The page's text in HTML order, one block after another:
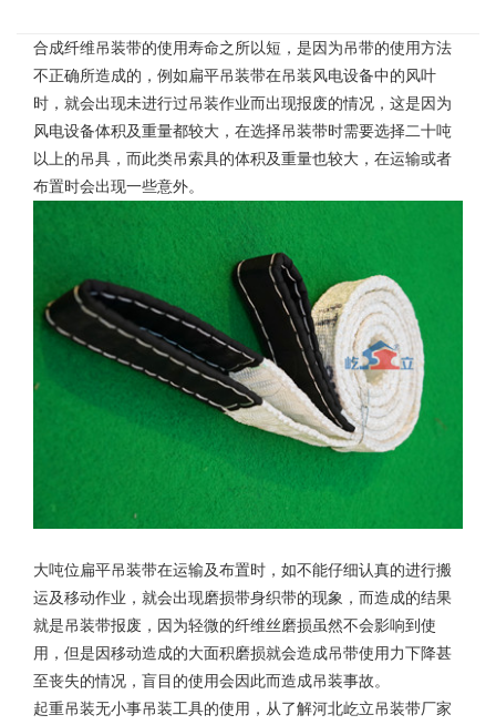
合成纤维吊装带的使用寿命之所以短，是因为吊带的使用方法
不正确所造成的，例如扁平吊装带在吊装风电设备中的风叶
时，就会出现未进行过吊装作业而出现报废的情况，这是因为
风电设备体积及重量都较大，在选择吊装带时需要选择二十吨
以上的吊具，而此类吊索具的体积及重量也较大，在运输或者
布置时会出现一些意外。
大吨位扁平吊装带在运输及布置时，如不能仔细认真的进行搬
运及移动作业，就会出现磨损带身织带的现象，而造成的结果
就是吊装带报废，因为轻微的纤维丝磨损虽然不会影响到使
用，但是因移动造成的大面积磨损就会造成吊带使用力下降甚
至丧失的情况，盲目的使用会因此而造成吊装事故。
起重吊装无小事吊装工具的使用，从了解河北屹立吊装带厂家